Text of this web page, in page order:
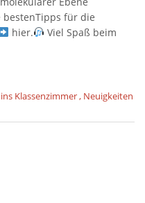
für die
hier.
Viel Spaß beim
Klassenzimmer, Neuigkeiten